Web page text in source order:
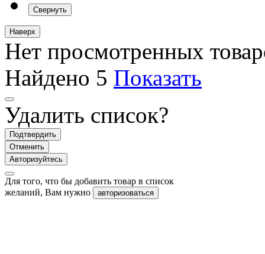
Свернуть
Наверх
Нет просмотренных
Найдено 5 Показать
Удалить список?
Подтвердить
Отменить
Авторизуйтесь
Для того, что бы добавить товар в список
желаний, Вам нужно
авторизоваться